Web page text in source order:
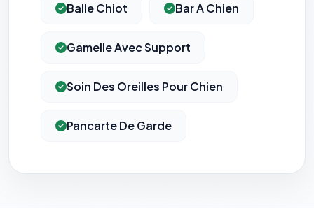
Balle Chiot Bar A Chien
Gamelle Avec Support
Soin Des Oreilles Pour Chien
Pancarte De Garde